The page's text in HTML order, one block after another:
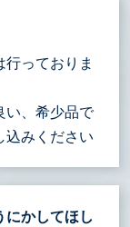
っておりま
い、希少品で
込みください
にかしてほし